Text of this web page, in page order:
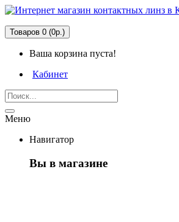
Товаров 0 (0р.)
Ваша корзина пуста!
Кабинет
Меню
Навигатор
Вы в магазине